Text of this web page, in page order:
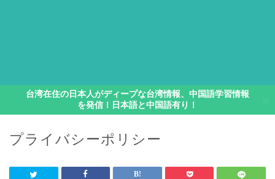
台湾在住の日本人がディープな台湾情報、中国語学習情報
を発信！日本語と中国語有り！
プライバシーポリシー